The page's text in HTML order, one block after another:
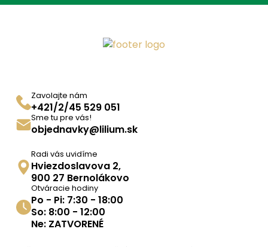
Zavolajte nám
+421/2/45 529 051
Sme tu pre vás!
objednavky@lilium.sk
Radi vás uvidíme
Hviezdoslavova 2,
900 27 Bernolákovo
Otváracie hodiny
Po - Pi: 7:30 - 18:00
So: 8:00 - 12:00
Ne: ZATVORENÉ